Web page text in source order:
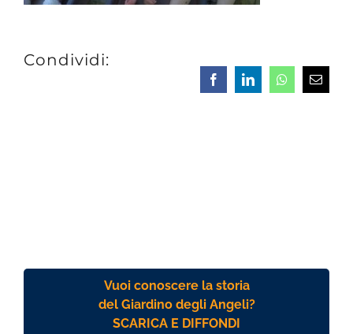
Condividi:
FacebookLinkedInWhatsappEmail
Vuoi conoscere la storia
del Giardino degli Angeli?
SCARICA E DIFFONDI